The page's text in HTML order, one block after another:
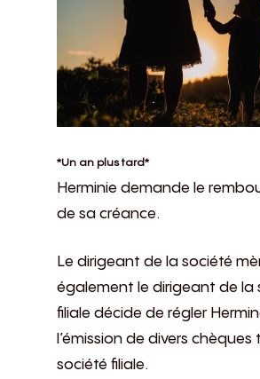
*Un an plus tard*
Herminie demande le
de sa créance.
Le dirigeant de la société
également le dirigeant de la
filiale décide de régler
l’émission de divers chèques
société filiale.